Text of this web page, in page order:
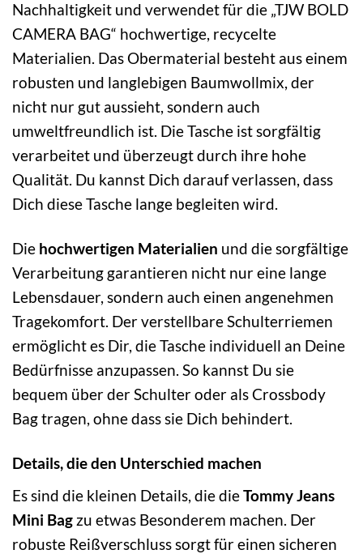
Nachhaltigkeit und verwendet für die „TJW BOLD
CAMERA BAG“ hochwertige, recycelte
Materialien. Das Obermaterial besteht aus einem
robusten und langlebigen Baumwollmix, der
nicht nur gut aussieht, sondern auch
umweltfreundlich ist. Die Tasche ist sorgfältig
verarbeitet und überzeugt durch ihre hohe
Qualität. Du kannst Dich darauf verlassen, dass
Dich diese Tasche lange begleiten wird.
Die hochwertigen Materialien und die sorgfältige
Verarbeitung garantieren nicht nur eine lange
Lebensdauer, sondern auch einen angenehmen
Tragekomfort. Der verstellbare Schulterriemen
ermöglicht es Dir, die Tasche individuell an Deine
Bedürfnisse anzupassen. So kannst Du sie
bequem über der Schulter oder als Crossbody
Bag tragen, ohne dass sie Dich behindert.
Details, die den Unterschied machen
Es sind die kleinen Details, die dieTommy Jeans
Mini Bag zu etwas Besonderem machen. Der
robuste Reißverschluss sorgt für einen sicheren